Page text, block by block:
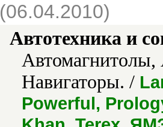
(06.04.2010)
Автотехника и
Автомагнитолы,
Навигаторы. /
Powerful,